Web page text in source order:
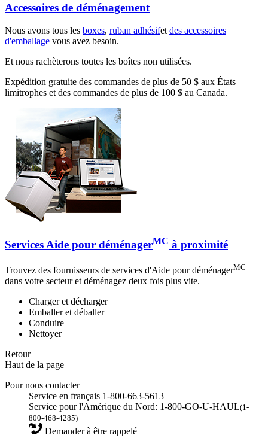
Accessoires de déménagement
Nous avons tous les boxes, ruban adhésifetdes accessoires
d'emballage vous avez besoin.
Et nous rachèterons toutes les boîtes non utilisées.
Expédition gratuite des commandes de plus de 50 $ aux États
limitrophes et des commandes de plus de 100 $ au Canada.
Services Aide pour déménagerMC à proximité
Trouvez des fournisseurs de services d'Aide pour déménagerMC
dans votre secteur et déménagez deux fois plus vite.
Charger et décharger
Emballer et déballer
Conduire
Nettoyer
Retour
Haut de la page
Pour nous contacter
Service en français 1-800-663-5613
Service pour l'Amérique du Nord: 1-800-GO-U-HAUL(1-
800-468-4285)
Demander à être rappelé